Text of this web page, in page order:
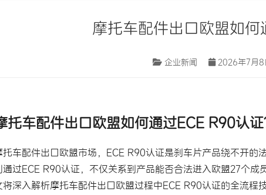
摩托车配件出口欧盟如何
企业新闻 2026年7月8
托车配件出口欧盟如何通过ECE R90认证
托车配件出口欧盟市场，ECE R90认证是刹车片产品绕不开的
通过ECE R90认证，不仅关系到产品能否合法进入欧盟27个
将深入解析摩托车配件出口欧盟过程中ECE R90认证的全流程